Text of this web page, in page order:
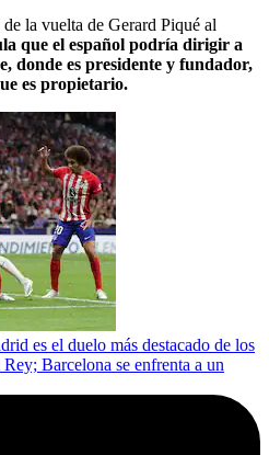
la vuelta de Gerard Piqué al
que el español podría dirigir a
donde es presidente y fundador,
es propietario.
es el duelo más destacado de los
Barcelona se enfrenta a un